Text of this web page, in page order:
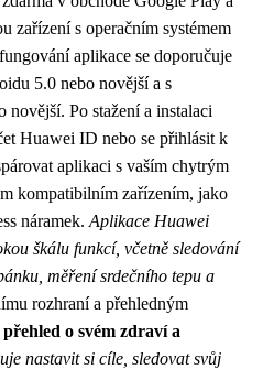
zařízení s operačním systémem
aplikace se doporučuje
5.0 nebo novější a s
Po stažení a instalaci
Huawei ID nebo se přihlásit k
aplikaci s vaším chytrým
kompatibilním zařízením, jako
náramek. Aplikace Huawei
škálu funkcí, včetně sledování
měření srdečního tepu a
rozhraní a přehledným
o svém zdraví a
nastavit si cíle, sledovat svůj